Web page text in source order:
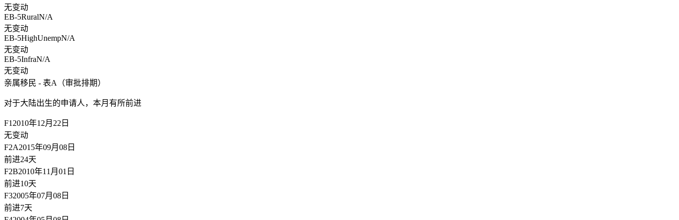
无变动
EB-5RuralN/A
无变动
EB-5HighUnempN/A
无变动
EB-5InfraN/A
无变动
亲属移民 - 表A（审批排期）
对于大陆出生的申请人， 本月有所前进
F1 2010年12月22日
无变动
F2A2015年09月08日
前进24天
F2B2010年11月01日
前进10天
F32005年07月08日
前进7天